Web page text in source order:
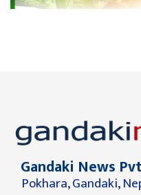
Gandaki News
Pokhara, Gandaki,